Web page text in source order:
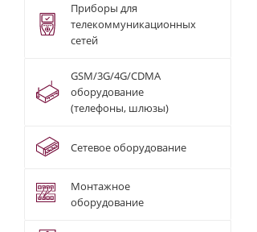
Приборы для
телекоммуникационных
сетей
GSM/3G/4G/CDMA
оборудование
(телефоны, шлюзы)
Сетевое оборудование
Монтажное
оборудование